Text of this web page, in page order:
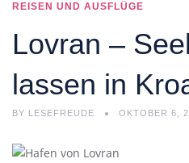
REISEN UND AUSFLÜGE
Lovran –
lassen in
BY LESEFREUDE OKTOBER 6,